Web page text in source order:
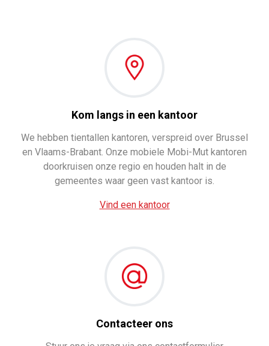
Kom langs in een kantoor
We hebben tientallen kantoren, verspreid over Brussel
en Vlaams-Brabant. Onze mobiele Mobi-Mut kantoren
doorkruisen onze regio en houden halt in de
gemeentes waar geen vast kantoor is.
Vind een kantoor
Contacteer ons